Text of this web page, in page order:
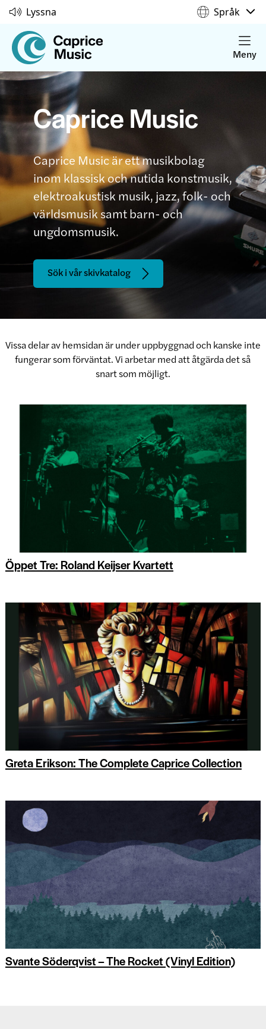
Lyssna Språk
Meny
Caprice Music
Caprice Music är ett musikbolag
inom klassisk och nutida konstmusik,
elektroakustisk musik, jazz, folk- och
världsmusik samt barn- och
ungdomsmusik.
Sök i vår skivkatalog
Vissa delar av hemsidan är under uppbyggnad och kanske inte
fungerar som förväntat. Vi arbetar med att åtgärda det så
snart som möjligt.
Öppet Tre: Roland Keijser Kvartett
Greta Erikson: The Complete Caprice Collection
Svante Söderqvist – The Rocket (Vinyl Edition)